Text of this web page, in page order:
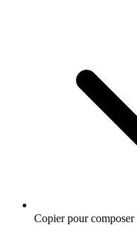
Copier pour composer